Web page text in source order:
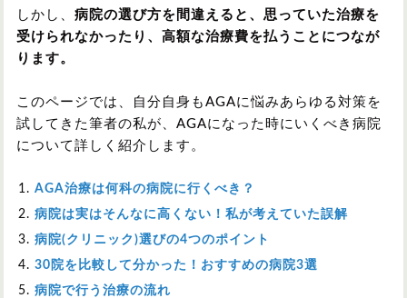
しかし、 病院の選び方を間違えると、思っていた治療を
受けられなかったり、高額な治療費を払うことにつなが
ります。
このページでは、自分自身もAGAに悩みあらゆる対策を
試してきた筆者の私が、AGAになった時にいくべき病院
について詳しく紹介します。
AGA治療は何科の病院に行くべき？
病院は実はそんなに高くない！私が考えていた誤解
病院(クリニック)選びの4つのポイント
30院を比較して分かった！おすすめの病院3選
病院で行う治療の流れ